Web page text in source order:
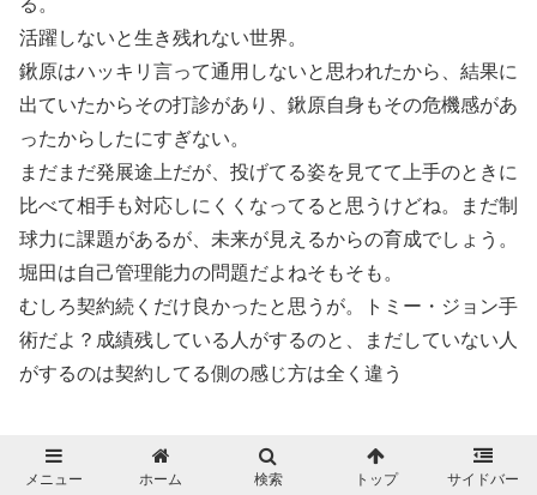
る。
活躍しないと生き残れない世界。
鍬原はハッキリ言って通用しないと思われたから、結果に
出ていたからその打診があり、鍬原自身もその危機感があ
ったからしたにすぎない。
まだまだ発展途上だが、投げてる姿を見てて上手のときに
比べて相手も対応しにくくなってると思うけどね。まだ制
球力に課題があるが、未来が見えるからの育成でしょう。
堀田は自己管理能力の問題だよねそもそも。
むしろ契約続くだけ良かったと思うが。トミー・ジョン手
術だよ？成績残している人がするのと、まだしていない人
がするのは契約してる側の感じ方は全く違う
メニュー ホーム 検索 トップ サイドバー